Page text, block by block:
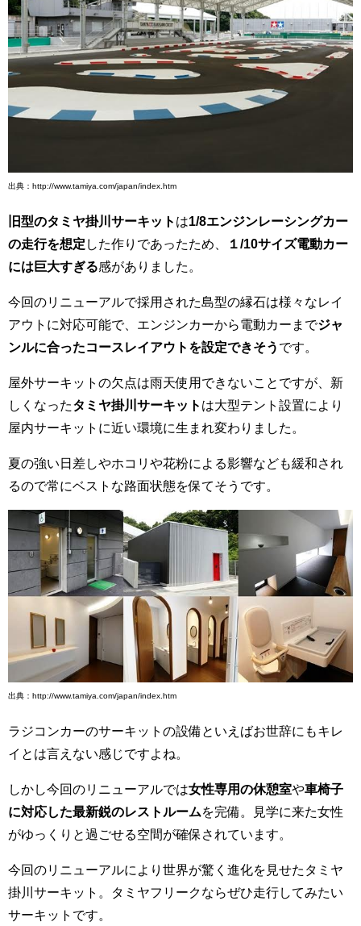
出典：http://www.tamiya.com/japan/index.htm
旧型のタミヤ掛川サーキット は1/8エンジンレーシングカー
の走行を想定 した作りであったため、
１/10サイズ電動カー
には巨大すぎる感がありました。
今回のリニューアルで採用された島型の縁石は様々なレイ
アウトに対応可能で、エンジンカーから電動カーまでジャ
ンルに合ったコースレイアウトを設定できそう です。
屋外サーキットの欠点は雨天使用できないことですが、新
しくなったタミヤ掛川サーキット は大型テント設置により
屋内サーキットに近い環境に生まれ変わりました。
夏の強い日差しやホコリや花粉による影響なども緩和され
るので常にベストな路面状態を保てそうです。
出典：http://www.tamiya.com/japan/index.htm
ラジコンカーのサーキットの設備といえばお世辞にもキレ
イとは言えない感じですよね。
しかし今回のリニューアルでは女性専用の休憩室や車椅子
に対応した最新鋭のレストルームを完備。見学に来た女性
がゆっくりと過ごせる空間が確保されています。
今回のリニューアルにより世界が驚く進化を見せたタミヤ
掛川サーキット。タミヤフリークならぜひ走行してみたい
サーキットです。